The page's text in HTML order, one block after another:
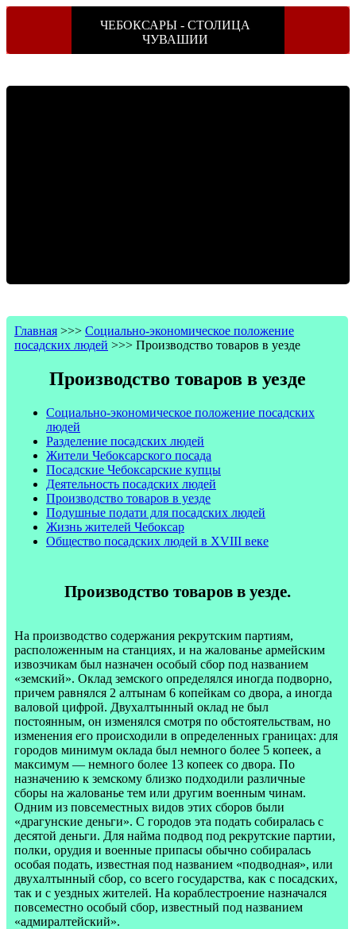
ЧЕБОКСАРЫ - СТОЛИЦА
ЧУВАШИИ
Главная >>> Социально-экономическое положение
посадских людей >>> Производство товаров в уезде
Производство товаров в уезде
Социально-экономическое положение посадских
людей
Разделение посадских людей
Жители Чебоксарского посада
Посадские Чебоксарские купцы
Деятельность посадских людей
Производство товаров в уезде
Подушные подати для посадских людей
Жизнь жителей Чебоксар
Общество посадских людей в XVIII веке
Производство товаров в уезде.
На производство содержания рекрутским партиям,
расположенным на станциях, и на жалованье армейским
извозчикам был назначен особый сбор под названием
«земский». Оклад земского определялся иногда подворно,
причем равнялся 2 алтынам 6 копейкам со двора, а иногда
валовой цифрой. Двухалтынный оклад не был
постоянным, он изменялся смотря по обстоятельствам, но
изменения его происходили в определенных границах: для
городов минимум оклада был немного более 5 копеек, а
максимум — немного более 13 копеек со двора. По
назначению к земскому близко подходили различные
сборы на жалованье тем или другим военным чинам.
Одним из повсеместных видов этих сборов были
«драгунские деньги». С городов эта подать собиралась с
десятой деньги. Для найма подвод под рекрутские партии,
полки, орудия и военные припасы обычно собиралась
особая подать, известная под названием «подводная», или
двухалтынный сбор, со всего государства, как с посадских,
так и с уездных жителей. На кораблестроение назначался
повсеместно особый сбор, известный под названием
«адмиралтейский».